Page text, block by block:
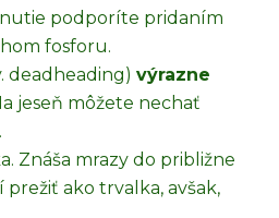
podporíte pridaním
fosforu.
deadheading) výrazne
jeseň môžete nechať
Znáša mrazy do približne
ako trvalka, avšak,